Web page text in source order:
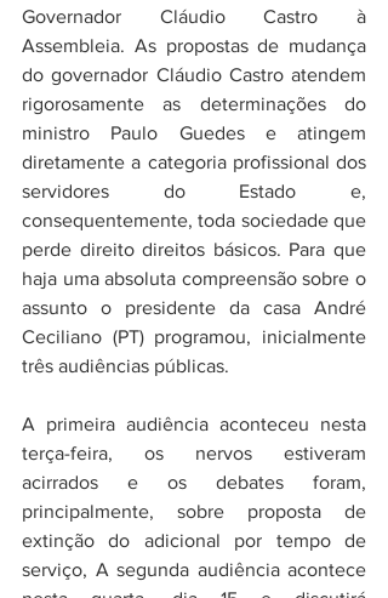
Governador Cláudio Castro à
Assembleia. As propostas de mudança
do governador Cláudio Castro atendem
rigorosamente as determinações do
ministro Paulo Guedes e atingem
diretamente a categoria profissional dos
servidores do Estado e,
consequentemente, toda sociedade que
perde direito direitos básicos. Para que
haja uma absoluta compreensão sobre o
assunto o presidente da casa André
Ceciliano (PT) programou, inicialmente
três audiências públicas.
A primeira audiência aconteceu nesta
terça-feira, os nervos estiveram
acirrados e os debates foram,
principalmente, sobre proposta de
extinção do adicional por tempo de
serviço, A segunda audiência acontece